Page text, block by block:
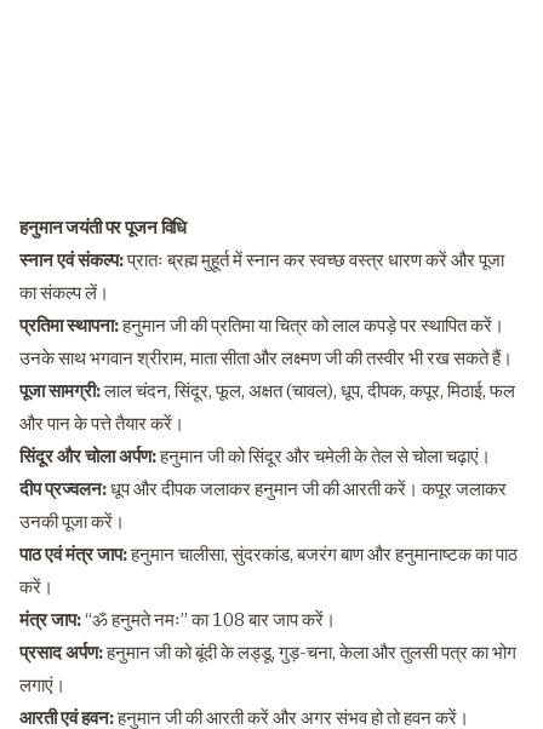
हनुमान जयंती पर पूजन विधि
स्नान एवं संकल्प:प्रातः ब्रह्म मुहूर्त में स्नान कर स्वच्छ वस्त्र धारण करें और पूजा
का संकल्प लें।
प्रतिमा स्थापना:हनुमान जी की प्रतिमा या चित्र को लाल कपड़े पर स्थापित करें।
उनके साथ भगवान श्रीराम, माता सीता और लक्ष्मण जी की तस्वीर भी रख सकते हैं।
पूजा सामग्री:लाल चंदन, सिंदूर, फूल, अक्षत (चावल), धूप, दीपक, कपूर, मिठाई, फल
और पान के पत्ते तैयार करें।
सिंदूर और चोला अर्पण:हनुमान जी को सिंदूर और चमेली के तेल से चोला चढ़ाएं।
दीप प्रज्वलन:धूप और दीपक जलाकर हनुमान जी की आरती करें। कपूर जलाकर
उनकी पूजा करें।
पाठ एवं मंत्र जाप:हनुमान चालीसा, सुंदरकांड, बजरंग बाण और हनुमानाष्टक का पाठ
करें।
मंत्र जाप:“ॐ हनुमते नमः” का 108 बार जाप करें।
प्रसाद अर्पण:हनुमान जी को बूंदी के लड्डू, गुड़-चना, केला और तुलसी पत्र का भोग
लगाएं।
आरती एवं हवन:हनुमान जी की आरती करें और अगर संभव हो तो हवन करें।